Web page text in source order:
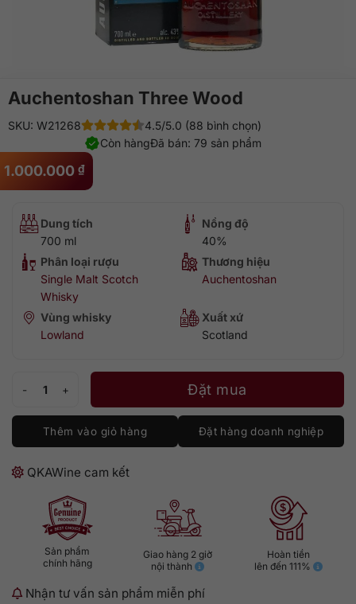
Auchentoshan Three Wood
1.000.000 ₫
SKU: W21268
4.5/5.0 (88 bình chọn)
Đã bán: 79 sản phẩm
Còn hàng
Dung tích
700 ml
Nồng độ
40%
Phân loại rượu
Single Malt Scotch
Whisky
Thương hiệu
Auchentoshan
Vùng whisky
Lowland
Xuất xứ
Scotland
Auchentoshan Three Wood số lượngĐặt mua
Thêm vào giỏ hàng Đặt hàng doanh nghiệp
QKAWine cam kết
Sản phẩm
chính hãng
Giao hàng 2 giờ
nội thành
Hoàn tiền
lên đến 111%
Nhận tư vấn sản phẩm miễn phí